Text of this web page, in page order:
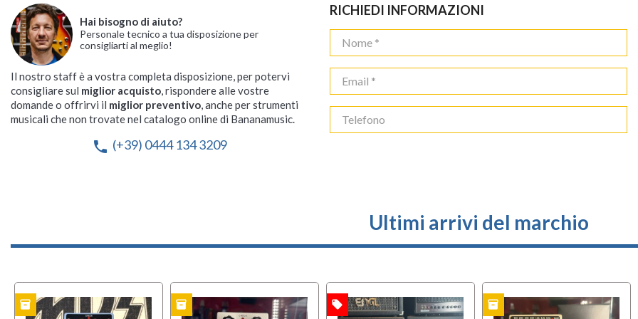
Hai bisogno di aiuto?
Personale tecnico a tua disposizione per
consigliarti al meglio!
Il nostro staff è a vostra completa disposizione, per potervi
consigliare sul miglior acquisto, rispondere alle vostre
domande o offrirvi il miglior preventivo, anche per strumenti
musicali che non trovate nel catalogo online di Bananamusic.
phone (+39) 0444 134 3209
RICHIEDI INFORMAZIONI
Ultimi arrivi del marchio
inventory USATO inventory OFFERTA local_offer USATO inventory USATO